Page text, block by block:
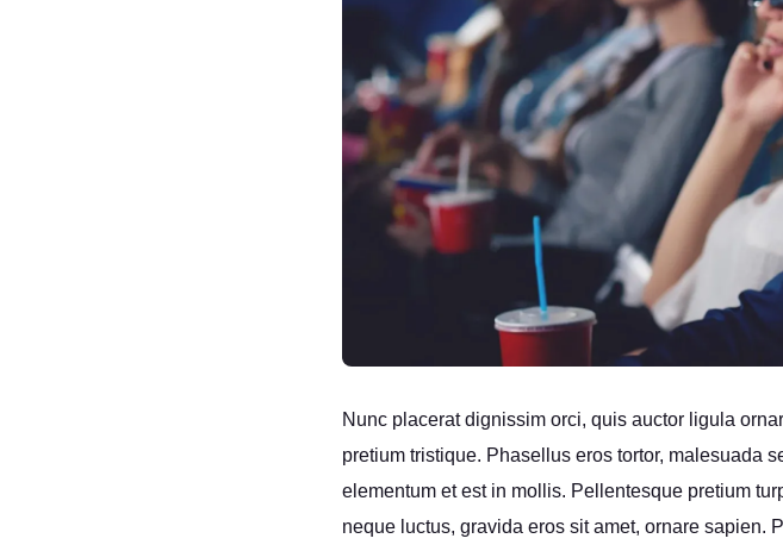
Nunc placerat dignissim orci, quis auctor ligula
pretium tristique. Phasellus eros tortor, malesuada
elementum et est in mollis. Pellentesque pretium
neque luctus, gravida eros sit amet, ornare sapien.